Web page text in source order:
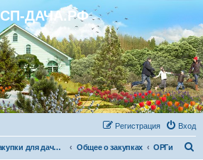
СП-ДАЧА.РФ
Вход
Регистрация
СП-закупки для дачи и сада Общее о закупках ОРГи